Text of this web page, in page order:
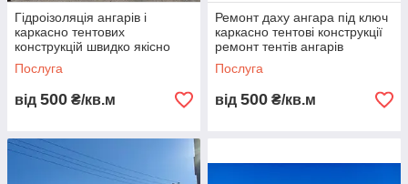
конструкції для
складів,
виробництва,
торгівлі,
та проведення
Гідроізоляція ангарів і
каркасно тентових
конструкцій швидко якісно
недорого герметизація
покрівлі ПВХ тканина без
Послуга
від 500 ₴/кв.м
Ремонт даху ангара під ключ
каркасно тентові конструкції
ремонт тентів ангарів
герметичне покриття аркових
ангарів армована
Послуга
від 500 ₴/кв.м